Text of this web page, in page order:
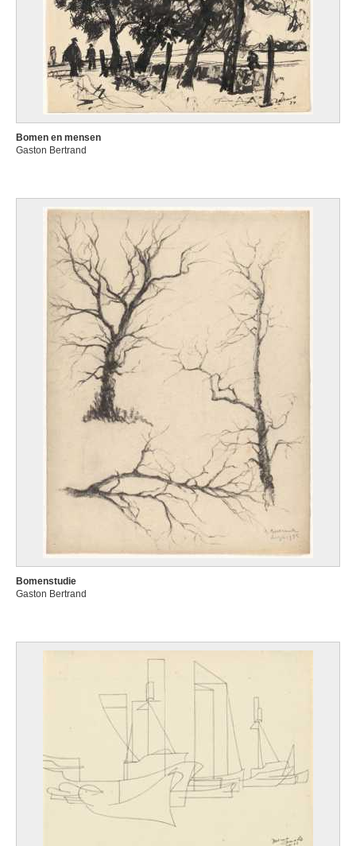
Bomen en mensen
Gaston Bertrand
Bomenstudie
Gaston Bertrand